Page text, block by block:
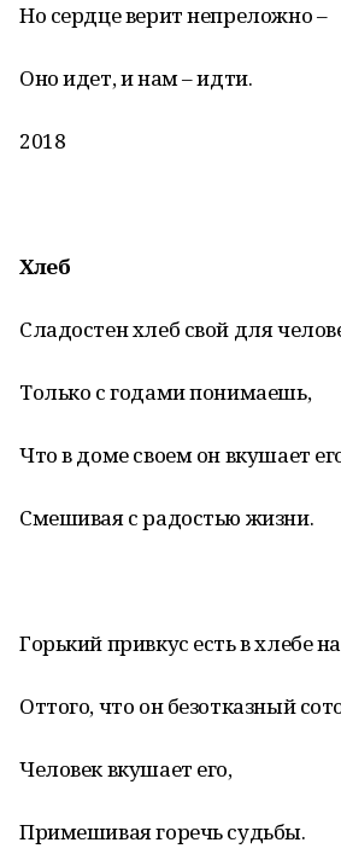
Но сердце верит непреложно –
Оно идет, и нам – идти.
2018
Хлеб
Сладостен хлеб свой для
Только с годами понимаешь,
Что в доме своем он вкушает
Смешивая с радостью жизни.
Горький привкус есть в хлебе
Оттого, что он безотказный
Человек вкушает его,
Примешивая горечь судьбы.